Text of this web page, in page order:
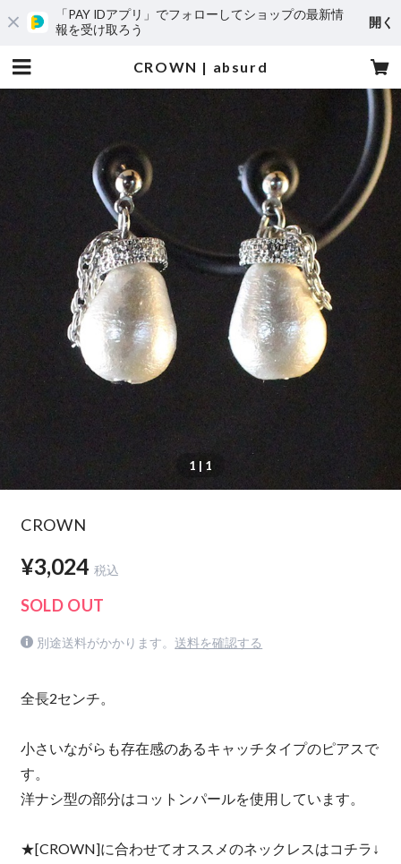
「PAY IDアプリ」でフォローしてショップの最新情
報を受け取ろう
開く
CROWN | absurd
1 | 1
CROWN
¥3,024 税込
SOLD OUT
別途送料がかかります。 送料を確認する
全長2センチ。
小さいながらも存在感のあるキャッチタイプのピアスで
す。
洋ナシ型の部分はコットンパールを使用しています。
★[CROWN]に合わせてオススメのネックレスはコチラ↓